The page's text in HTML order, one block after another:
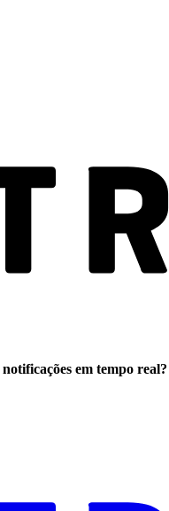
notificações em tempo real?